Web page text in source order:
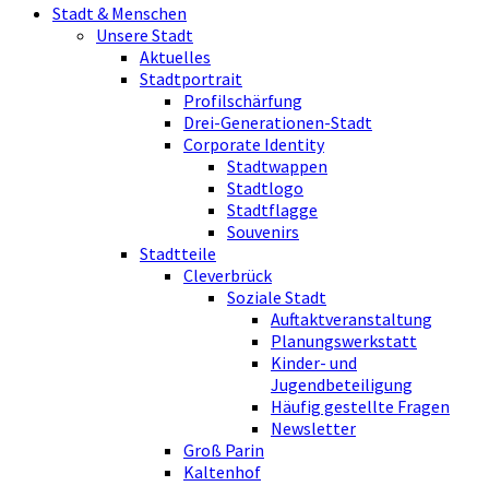
Stadt & Menschen
Unsere Stadt
Aktuelles
Stadtportrait
Profilschärfung
Drei-Generationen-Stadt
Corporate Identity
Stadtwappen
Stadtlogo
Stadtflagge
Souvenirs
Stadtteile
Cleverbrück
Soziale Stadt
Auftaktveranstaltung
Planungswerkstatt
Kinder- und
Jugendbeteiligung
Häufig gestellte Fragen
Newsletter
Groß Parin
Kaltenhof